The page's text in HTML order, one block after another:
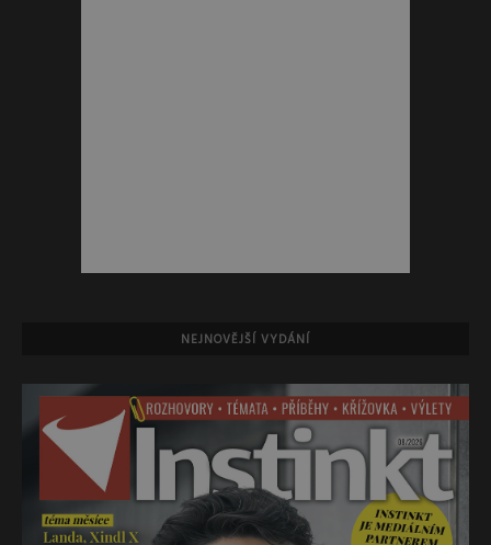
NEJNOVĚJŠÍ VYDÁNÍ